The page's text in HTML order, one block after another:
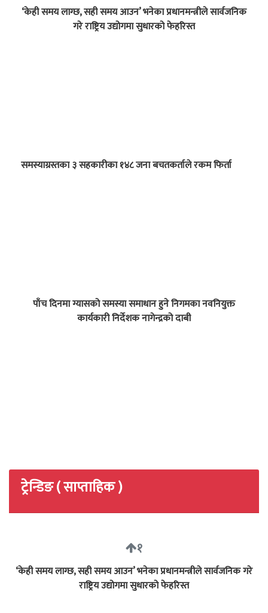
‘केही समय लाग्छ, सही समय आउन’ भनेका प्रधानमन्त्रीले सार्वजनिक
गरे राष्ट्रिय उद्योगमा सुधारको फेहरिस्त
समस्याग्रस्तका ३ सहकारीका १४८ जना बचतकर्ताले रकम फिर्ता
पाँच दिनमा ग्यासको समस्या समाधान हुने निगमका नवनियुक्त
कार्यकारी निर्देशक नागेन्द्रको दाबी
ट्रेन्डिङ ( साप्ताहिक )
१
‘केही समय लाग्छ, सही समय आउन’ भनेका प्रधानमन्त्रीले सार्वजनिक गरे
राष्ट्रिय उद्योगमा सुधारको फेहरिस्त